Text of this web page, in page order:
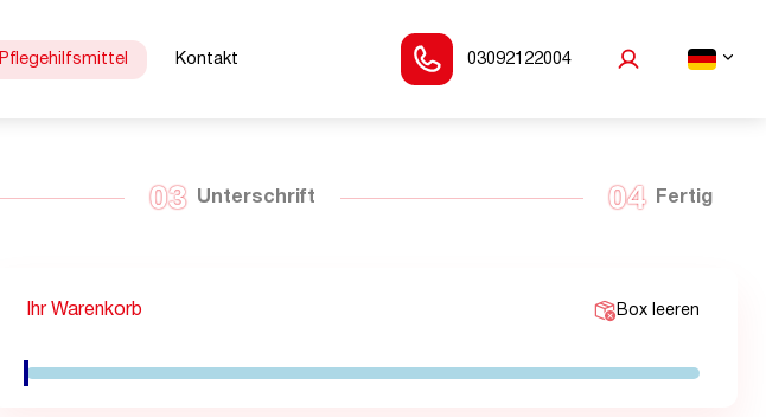
Pflegehilfsmittel Kontakt 03092122004
03 Unterschrift 04 Fertig
Ihr Warenkorb Box leeren